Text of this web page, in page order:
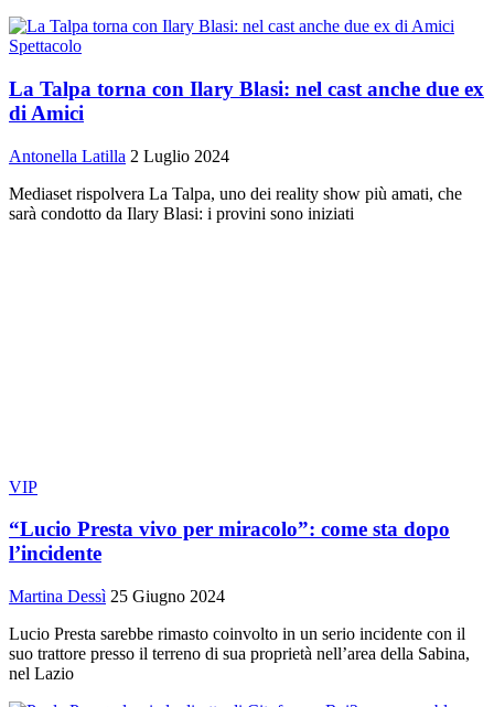
Spettacolo
La Talpa torna con Ilary Blasi: nel cast anche due ex
di Amici
Antonella Latilla 2 Luglio 2024
Mediaset rispolvera La Talpa, uno dei reality show più amati, che
sarà condotto da Ilary Blasi: i provini sono iniziati
VIP
“Lucio Presta vivo per miracolo”: come sta dopo
l’incidente
Martina Dessì 25 Giugno 2024
Lucio Presta sarebbe rimasto coinvolto in un serio incidente con il
suo trattore presso il terreno di sua proprietà nell’area della Sabina,
nel Lazio